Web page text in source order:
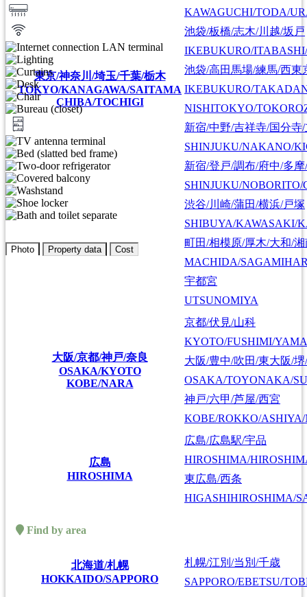
東京/神奈川/埼玉/千葉/栃木
TOKYO/KANAGAWA/SAITAMA
CHIBA/TOCHIGI
KAWAGUCHI/TODA/
池袋/板橋/志木/川越/坂戸
IKEBUKURO/
池袋/高田馬場/練馬/西東
IKEBUKURO/
NISHITOKYO/
新宿/中野/吉祥寺/国分寺
SHINJUKU/NAKANO/
新宿/登戸/調布/府中/多
SHINJUKU/
渋谷/川崎/蒲田/横浜/戸塚
SHIBUYA/KAWASAKI/
町田/相模原/厚木/大和/湘
MACHIDA/
宇都宮
UTSUNOMIYA
大阪/京都/神戸/奈良
OSAKA/KYOTO
KOBE/NARA
京都/伏見/山科
KYOTO/FUSHIMI/
大阪/豊中/吹田/東大阪/
OSAKA/TOYONAKA/
神戸/六甲/芦屋/西宮
KOBE/ROKKO/
広島
HIROSHIMA
広島/広島駅/宇品
HIROSHIMA/
東広島/西条
HIGASHIHIROSHIMA/
Find by area
北海道/札幌
HOKKAIDO/SAPPORO
札幌/江別/当別/千歳
SAPPORO/EBETSU/
Photo Property data Cost